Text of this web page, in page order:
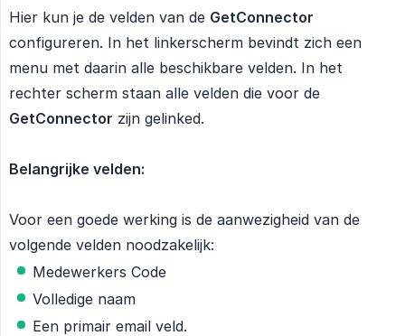
Hier kun je de velden van de GetConnector
configureren. In het linkerscherm bevindt zich een
menu met daarin alle beschikbare velden. In het
rechter scherm staan alle velden die voor de
GetConnector zijn gelinked.
Belangrijke velden:
Voor een goede werking is de aanwezigheid van de
volgende velden noodzakelijk:
Medewerkers Code
Volledige naam
Een primair email veld.